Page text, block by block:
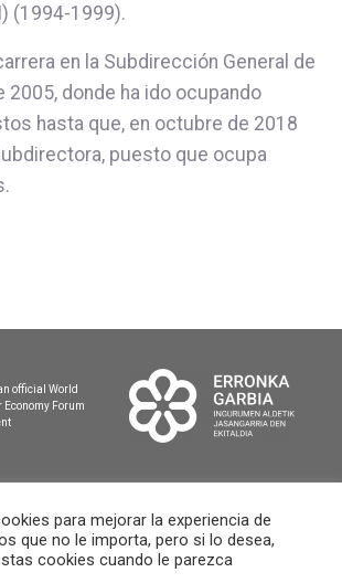
(1994-1999).
en la Subdirección General de
2005, donde ha ido ocupando
hasta que, en octubre de 2018
puesto que ocupa
official World
Economy Forum
CIRCULAR SUMMIT
para mejorar la experiencia de
que no le importa, pero si lo desea,
cookies cuando le parezca